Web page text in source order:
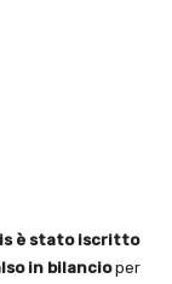
è stato iscritto
in bilancioper